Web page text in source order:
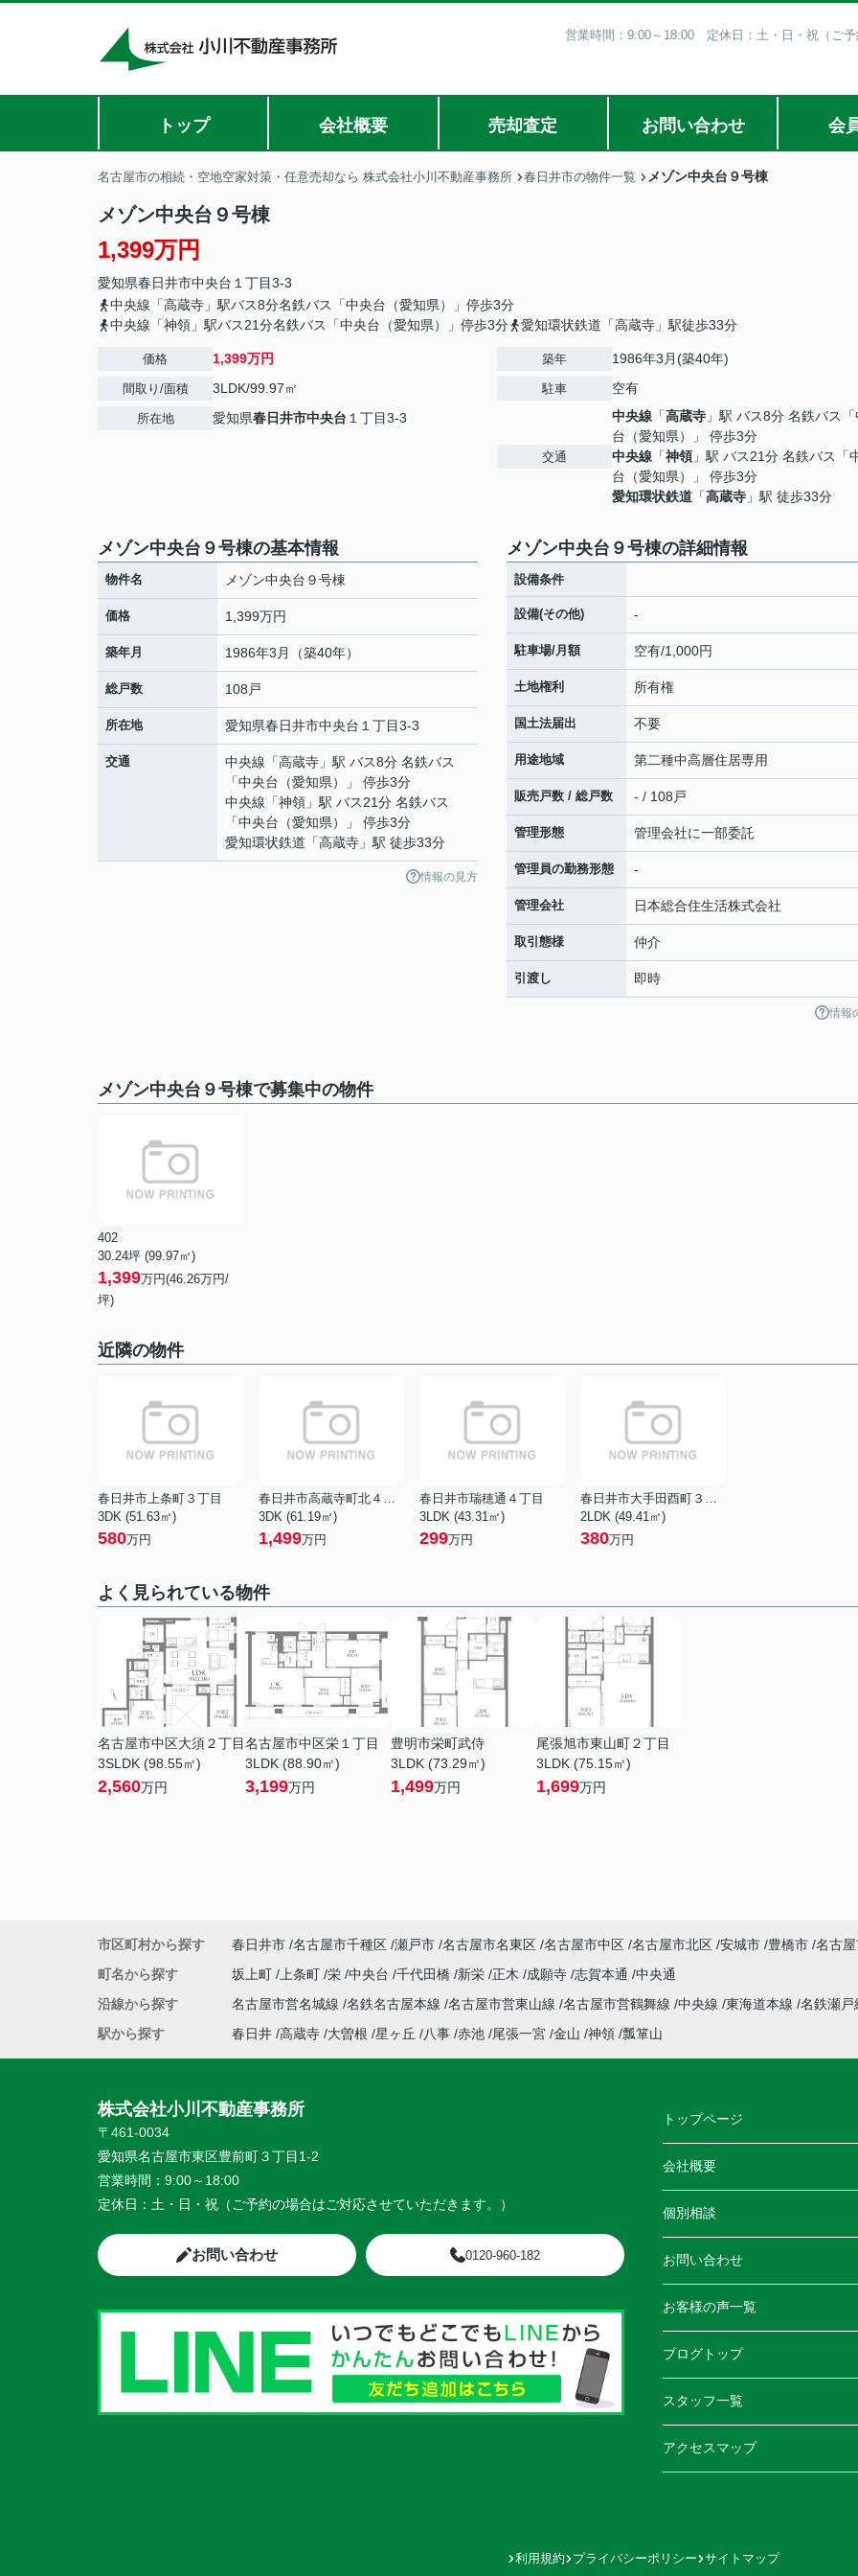
営業時間：9:00～18:00 定休日：土・日・祝（ご
トップ 会社概要 売却査定 お問い合わせ 会
名古屋市の相続・空地空家対策・任意売却なら 株式会社小川不動産事務所 春日井市の物件一覧 メゾン中央台９号棟
メゾン中央台９号棟
1,399万円
愛知県春日井市中央台 １丁目3-3
中央線「高蔵寺」駅バス8分名鉄バス「中央台（愛知県）」停歩3分
中央線「神領」駅バス21分名鉄バス「中央台（愛知県）」停歩3分
愛知環状鉄道「高蔵寺」駅徒歩33分
価格 1,399万円
間取り/面積 3LDK/99.97㎡
所在地 愛知県春日井市中央台 １丁目3-3
築年 1986年3月(築40年)
駐車 空有
交通
中央線 「高蔵寺 」駅 バス8分 名鉄バス
台（愛知県）」 停歩3分
中央線 「神領」駅 バス21分 名鉄バス「
台（愛知県）」 停歩3分
愛知環状鉄道 「高蔵寺 」駅 徒歩33分
メゾン中央台９号棟の基本情報
物件名 メゾン中央台９号棟
価格 1,399万円
築年月 1986年3月（築40年）
総戸数 108戸
所在地 愛知県春日井市中央台 １丁目3-3
交通 中央線 「高蔵寺 」駅 バス8分 名鉄バス
「中央台（愛知県）」 停歩3分
中央線 「神領 」駅 バス21分 名鉄バス
「中央台（愛知県）」 停歩3分
愛知環状鉄道 「高蔵寺 」駅 徒歩33分
情報の見方
メゾン中央台９号棟の詳細情報
設備条件
設備(その他) -
駐車場/月額 空有/1,000円
土地権利 所有権
国土法届出 不要
用途地域 第二種中高層住居専用
販売戸数 / 総戸数 - / 108戸
管理形態 管理会社に一部委託
管理員の勤務形態 -
管理会社 日本総合住生活株式会社
取引態様 仲介
引渡し 即時
情報
メゾン中央台９号棟で募集中の物件
402
30.24坪 (99.97㎡)
1,399万円(46.26万円/
坪)
近隣の物件
春日井市上条町３丁目
3DK (51.63㎡)
580万円
春日井市高蔵寺町北４丁目
3DK (61.19㎡)
1,499万円
春日井市瑞穂通４丁目
3LDK (43.31㎡)
299万円
春日井市大手田酉町３丁目
2LDK (49.41㎡)
380万円
よく見られている物件
名古屋市中区大須２丁目
3SLDK (98.55㎡)
2,560万円
名古屋市中区栄１丁目
3LDK (88.90㎡)
3,199万円
豊明市栄町武侍
3LDK (73.29㎡)
1,499万円
尾張旭市東山町２丁目
3LDK (75.15㎡)
1,699万円
市区町村から探す 春日井市 名古屋市千種区 瀬戸市 名古屋市名東区 名古屋市中区 名古屋市北区 安城市 豊橋市 名古
町名から探す
坂上町 上条町 栄 中央台 千代田橋 新栄 正木 成願寺 志賀本通
中央通
沿線から探す
名古屋市営名城線 名鉄名古屋本線 名古屋市営東山線 名古屋市営鶴舞線 中央線 東海道本線 名鉄瀬
駅から探す
春日井 高蔵寺 大曽根 星ヶ丘 八事 赤池 尾張一宮 金山 神領 瓢箪山
株式会社小川不動産事務所
〒461-0034
愛知県名古屋市東区豊前町３丁目1-2
営業時間： 9:00～18:00
定休日： 土・日・祝（ご予約の場合はご対応させていただきます。）
お問い合わせ 0120-960-182
トップページ
会社概要
個別相談
お問い合わせ
お客様の声一覧
ブログトップ
スタッフ一覧
アクセスマップ
利用規約 プライバシーポリシー サイトマップ